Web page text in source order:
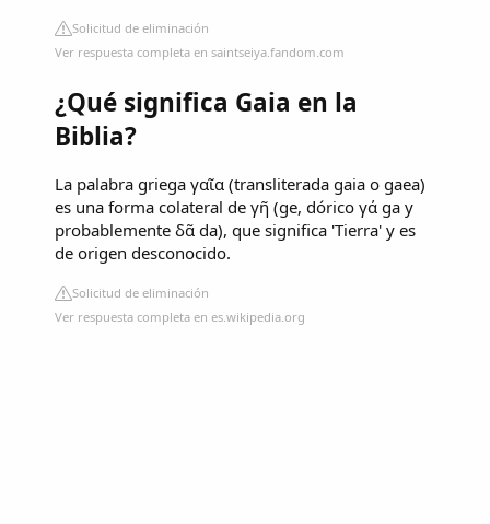
Solicitud de eliminación
Ver respuesta completa en saintseiya.fandom.com
¿Qué significa Gaia en la
Biblia?
La palabra griega γαῖα (transliterada gaia o gaea)
es una forma colateral de γῆ​ (ge, dórico γά ga y
probablemente δᾶ da),​ que significa 'Tierra'​ y es
de origen desconocido.
Solicitud de eliminación
Ver respuesta completa en es.wikipedia.org